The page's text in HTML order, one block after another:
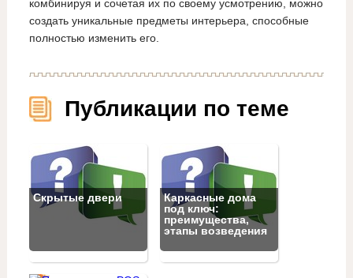
комбинируя и сочетая их по своему усмотрению, можно
создать уникальные предметы интерьера, способные
полностью изменить его.
Публикации по теме
Скрытые двери
Каркасные дома
под ключ:
преимущества,
этапы возведения